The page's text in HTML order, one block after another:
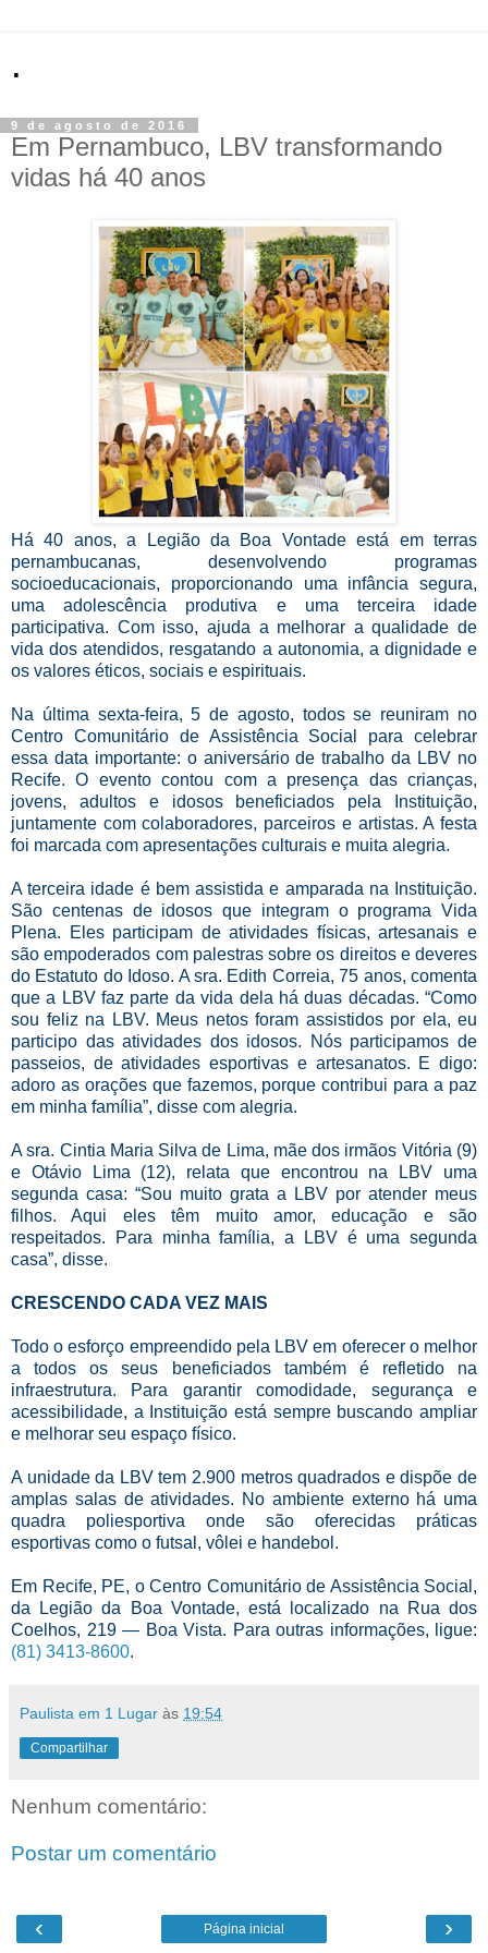
.
9 de agosto de 2016
Em Pernambuco, LBV transformando
vidas há 40 anos
Há 40 anos, a Legião da Boa Vontade está em terras
pernambucanas, desenvolvendo programas
socioeducacionais, proporcionando uma infância segura,
uma adolescência produtiva e uma terceira idade
participativa. Com isso, ajuda a melhorar a qualidade de
vida dos atendidos, resgatando a autonomia, a dignidade e
os valores éticos, sociais e espirituais.
Na última sexta-feira, 5 de agosto, todos se reuniram no
Centro Comunitário de Assistência Social para celebrar
essa data importante: o aniversário de trabalho da LBV no
Recife. O evento contou com a presença das crianças,
jovens, adultos e idosos beneficiados pela Instituição,
juntamente com colaboradores, parceiros e artistas. A festa
foi marcada com apresentações culturais e muita alegria.
A terceira idade é bem assistida e amparada na Instituição.
São centenas de idosos que integram o programa Vida
Plena. Eles participam de atividades físicas, artesanais e
são empoderados com palestras sobre os direitos e deveres
do Estatuto do Idoso. A sra. Edith Correia, 75 anos, comenta
que a LBV faz parte da vida dela há duas décadas. “Como
sou feliz na LBV. Meus netos foram assistidos por ela, eu
participo das atividades dos idosos. Nós participamos de
passeios, de atividades esportivas e artesanatos. E digo:
adoro as orações que fazemos, porque contribui para a paz
em minha família”, disse com alegria.
A sra. Cintia Maria Silva de Lima, mãe dos irmãos Vitória (9)
e Otávio Lima (12), relata que encontrou na LBV uma
segunda casa: “Sou muito grata a LBV por atender meus
filhos. Aqui eles têm muito amor, educação e são
respeitados. Para minha família, a LBV é uma segunda
casa”, disse.
CRESCENDO CADA VEZ MAIS
Todo o esforço empreendido pela LBV em oferecer o melhor
a todos os seus beneficiados também é refletido na
infraestrutura. Para garantir comodidade, segurança e
acessibilidade, a Instituição está sempre buscando ampliar
e melhorar seu espaço físico.
A unidade da LBV tem 2.900 metros quadrados e dispõe de
amplas salas de atividades. No ambiente externo há uma
quadra poliesportiva onde são oferecidas práticas
esportivas como o futsal, vôlei e handebol.
Em Recife, PE, o Centro Comunitário de Assistência Social,
da Legião da Boa Vontade, está localizado na Rua dos
Coelhos, 219 — Boa Vista. Para outras informações, ligue:
(81) 3413-8600.
Paulista em 1 Lugar às 19:54
Compartilhar
Nenhum comentário:
Postar um comentário
‹ ›
Página inicial